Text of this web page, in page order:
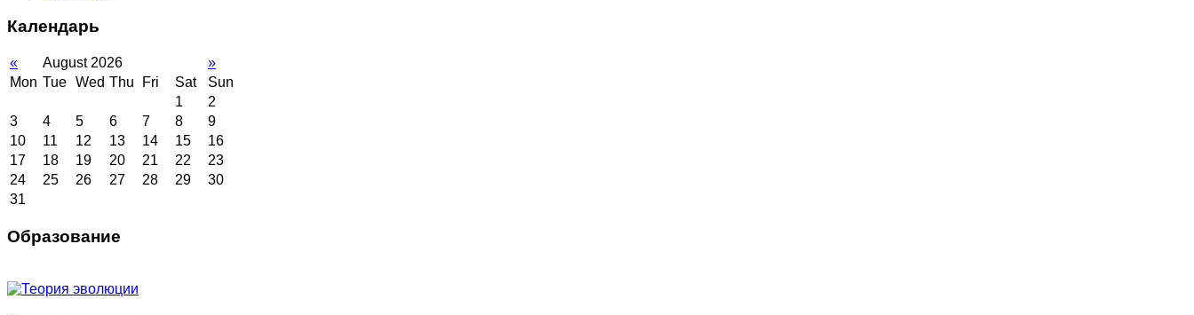
Календарь
« August 2026
»
Mon Tue Wed Thu Fri Sat
Sun
1
2
3
4 5 6 7 8
9
10
11 12 13 14 15
16
17
18 19 20 21 22
23
24
25 26 27 28 29
30
31
Образование